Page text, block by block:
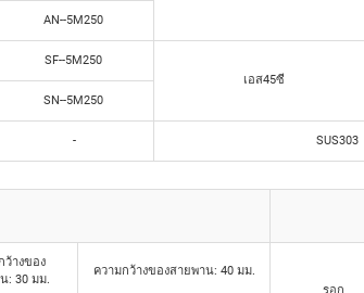
AN--5M250
SF--5M250
เอส45ซี
SN--5M250
- SUS303
ว้างของ
: 30 มม.
ความกว้างของสายพาน: 40 มม.